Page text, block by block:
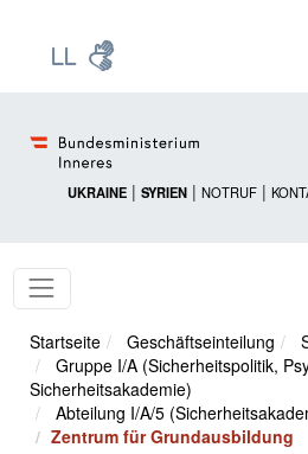
UKRAINE | SYRIEN | NOTRUF |
Startseite Geschäftseinteilung
Gruppe I/A (Sicherheitspolitik,
Sicherheitsakademie)
Abteilung I/A/5
Zentrum für Grundausbildung